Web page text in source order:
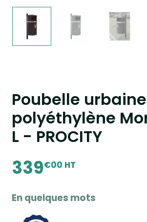
Poubelle urbaine
polyéthylène
L - PROCITY
339€00 HT
En quelques mots